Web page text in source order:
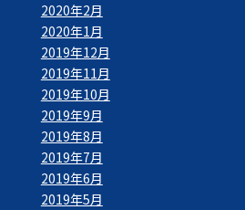
2020年2月
2020年1月
2019年12月
2019年11月
2019年10月
2019年9月
2019年8月
2019年7月
2019年6月
2019年5月